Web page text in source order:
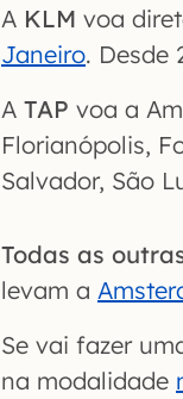
A KLM voa
Janeiro. Desde
A TAP voa a
Florianópolis,
Salvador, São
Todas as
levam a
Se vai fazer
na modalidade